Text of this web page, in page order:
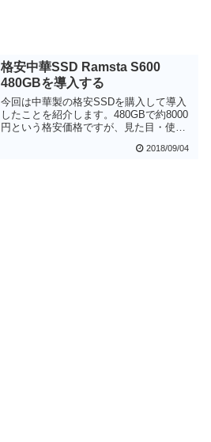
格安中華SSD Ramsta S600
480GBを導入する
今回は中華製の格安SSDを購入して導入
したことを紹介します。480GBで約8000
円という格安価格ですが、見た目・使用
感も劇的に向上し、非常に満足度が高い
2018/09/04